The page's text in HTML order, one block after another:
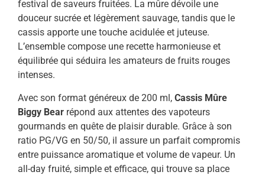
festival de saveurs fruitées. La mûre dévoile une
douceur sucrée et légèrement sauvage, tandis que le
cassis apporte une touche acidulée et juteuse.
L’ensemble compose une recette harmonieuse et
équilibrée qui séduira les amateurs de fruits rouges
intenses.
Avec son format généreux de 200 ml, Cassis Mûre
Biggy Bear répond aux attentes des vapoteurs
gourmands en quête de plaisir durable. Grâce à son
ratio PG/VG en 50/50, il assure un parfait compromis
entre puissance aromatique et volume de vapeur. Un
all-day fruité, simple et efficace, qui trouve sa place